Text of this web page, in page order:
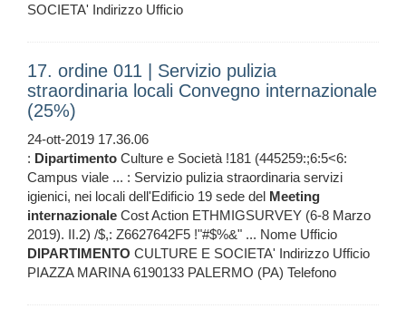
SOCIETA' Indirizzo Ufficio
17. ordine 011 | Servizio pulizia
straordinaria locali Convegno internazionale
(25%)
24-ott-2019 17.36.06
: Dipartimento Culture e Società !181 (445259:;6:5<6:
Campus viale ... : Servizio pulizia straordinaria servizi
igienici, nei locali dell'Edificio 19 sede del Meeting
internazionale Cost Action ETHMIGSURVEY (6-8 Marzo
2019). II.2) /$,: Z6627642F5 !"#$%&" ... Nome Ufficio
DIPARTIMENTO CULTURE E SOCIETA' Indirizzo Ufficio
PIAZZA MARINA 6190133 PALERMO (PA) Telefono